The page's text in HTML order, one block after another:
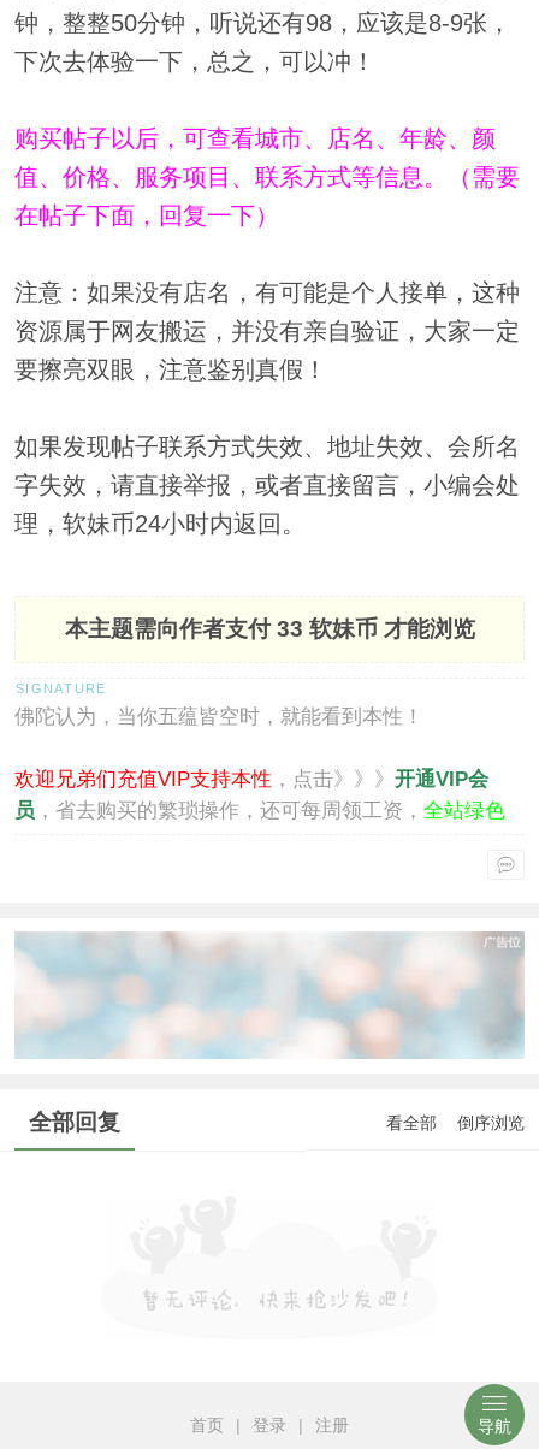
钟，整整50分钟，听说还有98，应该是8-9张，
下次去体验一下，总之，可以冲！
购买帖子以后，可查看城市、店名、年龄、颜
值、价格、服务项目、联系方式等信息。（需要
在帖子下面，回复一下）
注意：如果没有店名，有可能是个人接单，这种
资源属于网友搬运，并没有亲自验证，大家一定
要擦亮双眼，注意鉴别真假！
如果发现帖子联系方式失效、地址失效、会所名
字失效，请直接举报，或者直接留言，小编会处
理，软妹币24小时内返回。
本主题需向作者支付33 软妹币 才能浏览
佛陀认为，当你五蕴皆空时，就能看到本性！
欢迎兄弟们充值VIP支持本性 ，点击》》》 开通VIP会
员 ，省去购买的繁琐操作，还可每周领工资， 全站绿色
全部回复 看全部 倒序浏览
首页 | 登录 | 注册 导航